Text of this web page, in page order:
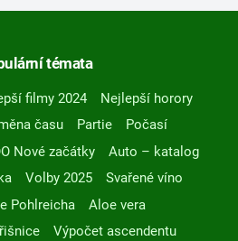
témata
filmy 2024
Nejlepší horory
času Partie
Počasí
Nové začátky
Auto – katalog
Volby 2025
Svařené víno
Pohlreicha
Aloe vera
Výpočet ascendentu